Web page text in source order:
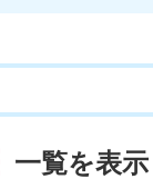
一覧を表示